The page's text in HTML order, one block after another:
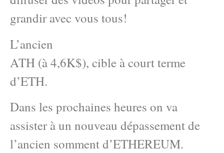
grandir avec vous tous!
L’ancien
ATH (à 4,6K$), cible à court terme
d’ETH.
Dans les prochaines heures on va
assister à un nouveau dépassement de
l’ancien somment d’ETHEREUM.